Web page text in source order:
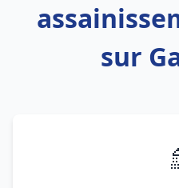
sur